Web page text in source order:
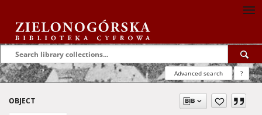
Advanced search ?
OBJECT